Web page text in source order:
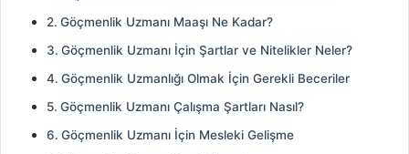
Göçmenlik Uzmanı Maaşı Ne Kadar?
Göçmenlik Uzmanı İçin Şartlar ve Nitelikler Neler?
Göçmenlik Uzmanlığı Olmak İçin Gerekli Beceriler
Göçmenlik Uzmanı Çalışma Şartları Nasıl?
Göçmenlik Uzmanı İçin Mesleki Gelişme